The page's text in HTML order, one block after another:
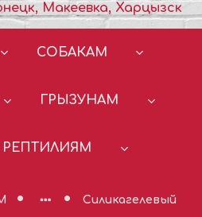
Макеевка, Харцызск
СОБАКАМ
ГРЫЗУНАМ
Силикагелевый